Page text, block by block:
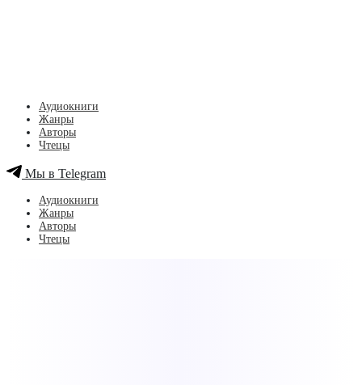
Аудиокниги
Жанры
Авторы
Чтецы
Мы в Telegram
Аудиокниги
Жанры
Авторы
Чтецы